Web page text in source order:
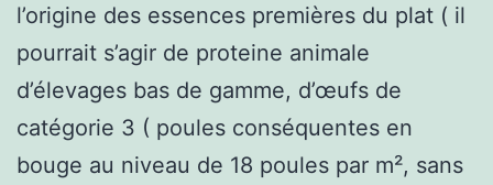
l’origine des essences premières du plat ( il
pourrait s’agir de proteine animale
d’élevages bas de gamme, d’œufs de
catégorie 3 ( poules conséquentes en
bouge au niveau de 18 poules par m², sans